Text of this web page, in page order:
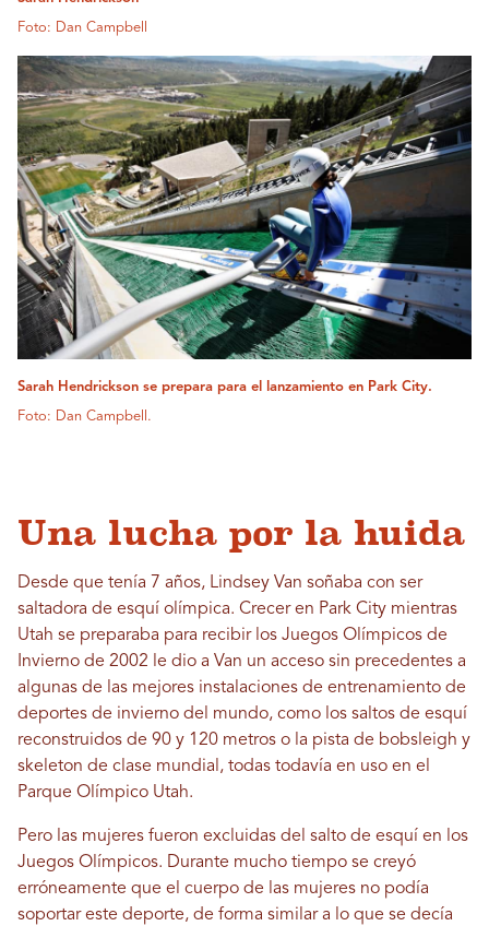
Foto: Dan Campbell
Sarah Hendrickson se prepara para el lanzamiento en Park City.
Foto: Dan Campbell.
Una lucha por la huida
Desde que tenía 7 años, Lindsey Van soñaba con ser
saltadora de esquí olímpica. Crecer en Park City mientras
Utah se preparaba para recibir los Juegos Olímpicos de
Invierno de 2002 le dio a Van un acceso sin precedentes a
algunas de las mejores instalaciones de entrenamiento de
deportes de invierno del mundo, como los saltos de esquí
reconstruidos de 90 y 120 metros o la pista de bobsleigh y
skeleton de clase mundial, todas todavía en uso en el
Parque Olímpico Utah.
Pero las mujeres fueron excluidas del salto de esquí en los
Juegos Olímpicos. Durante mucho tiempo se creyó
erróneamente que el cuerpo de las mujeres no podía
soportar este deporte, de forma similar a lo que se decía